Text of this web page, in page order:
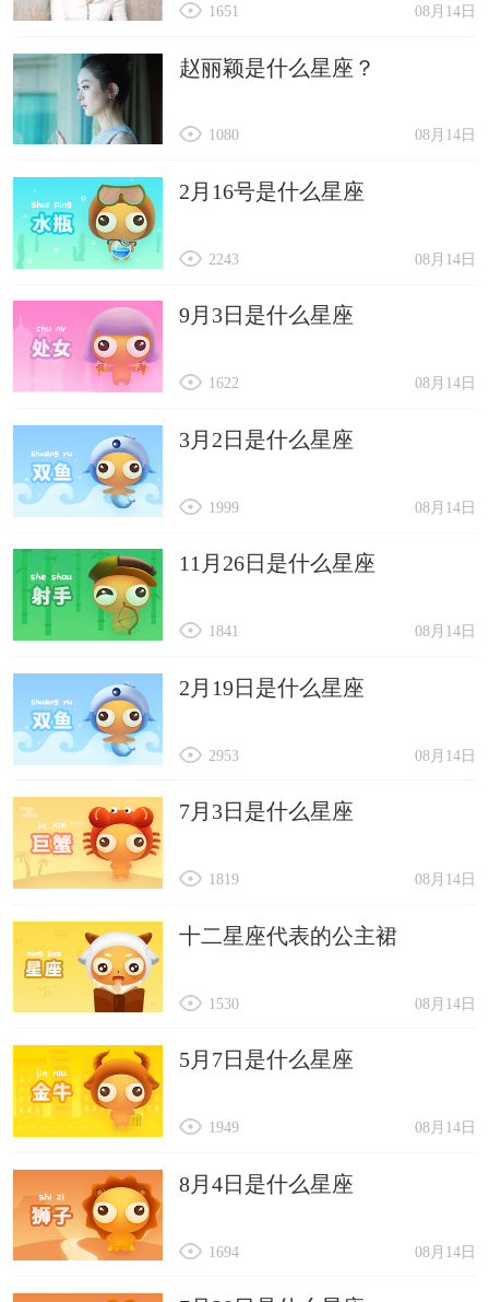
08月14日
1651
赵丽颖是什么星座？
08月14日
1080
2月16号是什么星座
08月14日
2243
9月3日是什么星座
08月14日
1622
3月2日是什么星座
08月14日
1999
11月26日是什么星座
08月14日
1841
2月19日是什么星座
08月14日
2953
7月3日是什么星座
08月14日
1819
十二星座代表的公主裙
08月14日
1530
5月7日是什么星座
08月14日
1949
8月4日是什么星座
08月14日
1694